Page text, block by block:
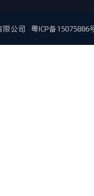
限公司 粤ICP备15075886